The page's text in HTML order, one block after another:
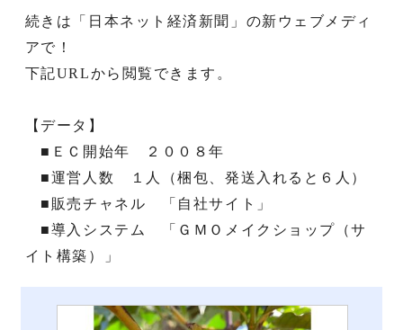
続きは「日本ネット経済新聞」の新ウェブメディ
アで！
下記URLから閲覧できます。
【データ】
■ＥＣ開始年 ２００８年
■運営人数 １人（梱包、発送入れると６人）
■販売チャネル 「自社サイト」
■導入システム 「ＧＭＯメイクショップ（サ
イト構築）」